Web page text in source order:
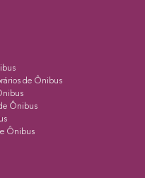
de Ônibus
Ônibus
Ônibus